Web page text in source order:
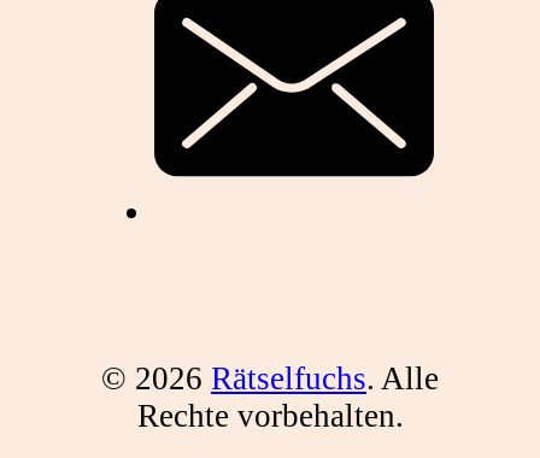
© 2026 Rätselfuchs. Alle
Rechte vorbehalten.